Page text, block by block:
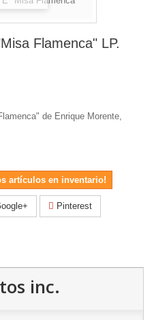
Flamenca" LP.
de Enrique Morente,
artículos en inventario!
Pinterest
inc.